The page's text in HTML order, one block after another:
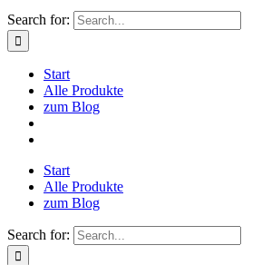
Search for:
Start
Alle Produkte
zum Blog
Start
Alle Produkte
zum Blog
Search for: